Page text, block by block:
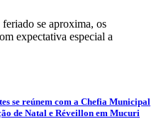
se aproxima, os
expectativa especial a
se reúnem com a Chefia Municipal
de Natal e Réveillon em Mucuri